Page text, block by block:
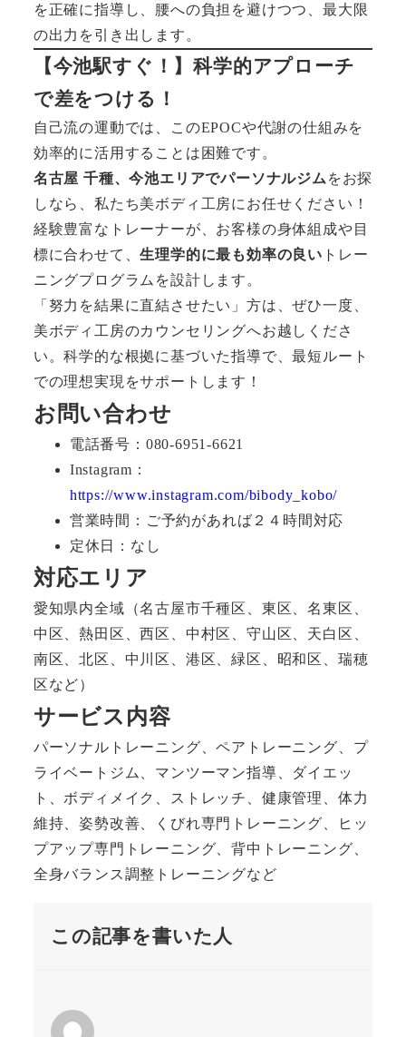
を正確に指導し、腰への負担を避けつつ、最大限
の出力を引き出します。
【今池駅すぐ！】科学的アプローチ
で差をつける！
自己流の運動では、このEPOCや代謝の仕組みを
効率的に活用することは困難です。
名古屋 千種、今池エリアでパーソナルジム をお探
しなら、私たち美ボディ工房にお任せください！
経験豊富なトレーナーが、お客様の身体組成や目
標に合わせて、生理学的に最も効率の良い トレー
ニングプログラムを設計します。
「努力を結果に直結させたい」方は、ぜひ一度、
美ボディ工房のカウンセリングへお越しくださ
い。科学的な根拠に基づいた指導で、最短ルート
での理想実現をサポートします！
お問い合わせ
電話番号：080-6951-6621
Instagram：
https://www.instagram.com/bibody_kobo/
営業時間：ご予約があれば２４時間対応
定休日：なし
対応エリア
愛知県内全域（名古屋市千種区、東区、名東区、
中区、熱田区、西区、中村区、守山区、天白区、
南区、北区、中川区、港区、緑区、昭和区、瑞穂
区など）
サービス内容
パーソナルトレーニング、ペアトレーニング、プ
ライベートジム、マンツーマン指導、ダイエッ
ト、ボディメイク、ストレッチ、健康管理、体力
維持、姿勢改善、くびれ専門トレーニング、ヒッ
プアップ専門トレーニング、背中トレーニング、
全身バランス調整トレーニングなど
この記事を書いた人